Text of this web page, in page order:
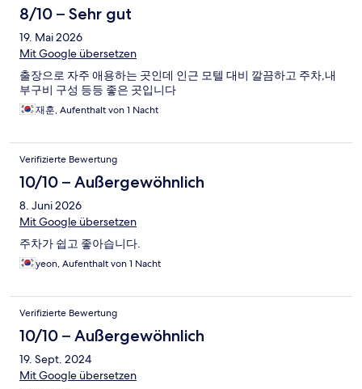
8/10 – Sehr gut
19. Mai 2026
Mit Google übersetzen
출장으로 자주 애용하는 곳인데 인근 모텔 대비 깔끔하고 주차,내
부구비 구성 등등 좋은 곳입니다
재훈, Aufenthalt von 1 Nacht
Verifizierte Bewertung
10/10 – Außergewöhnlich
8. Juni 2026
Mit Google übersetzen
주차가 쉽고 좋아습니다.
yeon, Aufenthalt von 1 Nacht
Verifizierte Bewertung
10/10 – Außergewöhnlich
19. Sept. 2024
Mit Google übersetzen